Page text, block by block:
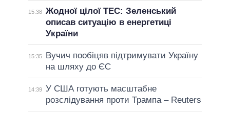
15:38 Жодної цілої ТЕС: Зеленський
описав ситуацію в енергетиці
України
15:35
Вучич пообіцяв підтримувати Україну
на шляху до ЄС
14:39 У США готують масштабне
розслідування проти Трампа – Reuters